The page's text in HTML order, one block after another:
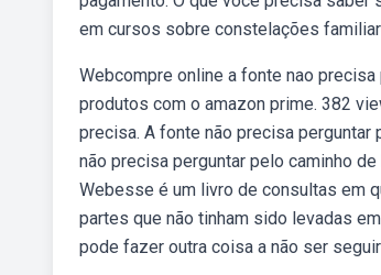
em cursos sobre constelações
Webcompre online a fonte nao
produtos com o amazon prime. 382
precisa. A fonte não precisa perguntar
não precisa perguntar pelo caminho
Webesse é um livro de consultas em
partes que não tinham sido levadas
pode fazer outra coisa a não ser